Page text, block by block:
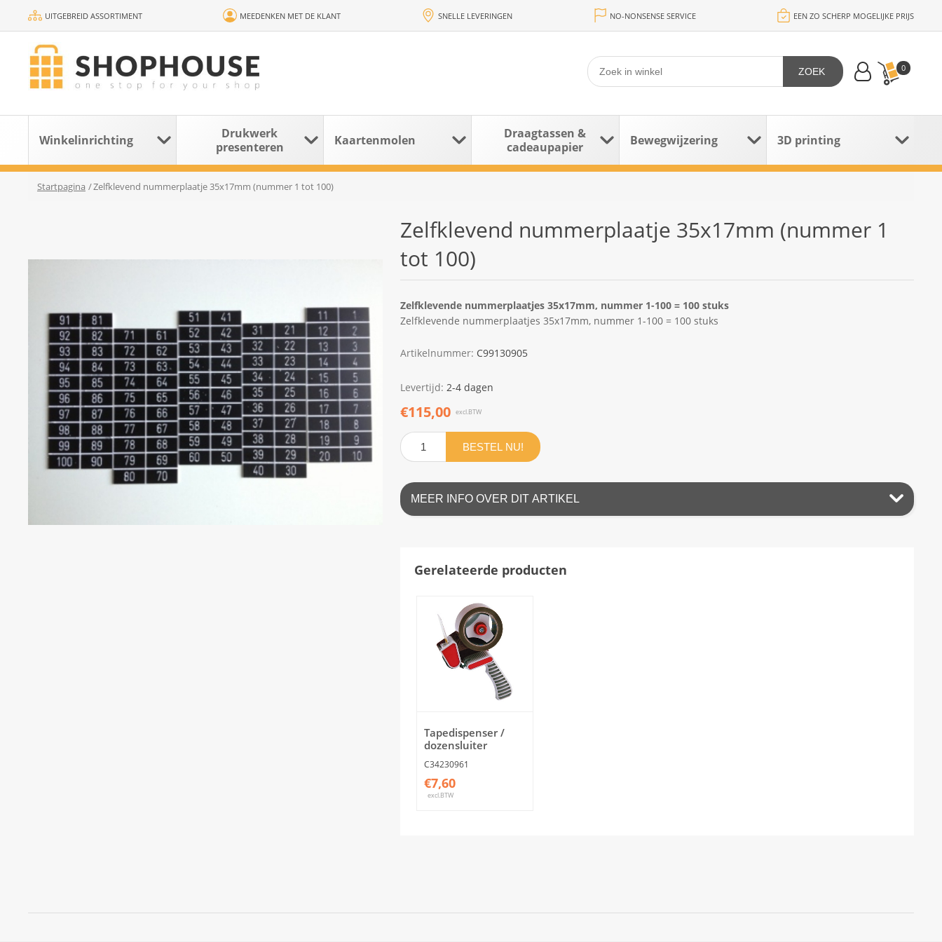
UITGEBREID ASSORTIMENT MEEDENKEN MET DE KLANT SNELLE LEVERINGEN NO-NONSENSE SERVICE EEN ZO SCHERP MOGELIJKE PRIJS
0
ZOEK
Winkelinrichting
Drukwerk
presenteren
Kaartenmolen
Draagtassen &
cadeaupapier
Bewegwijzering 3D printing
Startpagina /Zelfklevend nummerplaatje 35x17mm (nummer 1 tot 100)
Zelfklevend nummerplaatje 35x17mm (nummer 1
tot 100)
Zelfklevende nummerplaatjes 35x17mm, nummer 1-100 = 100 stuks
Zelfklevende nummerplaatjes 35x17mm, nummer 1-100 = 100 stuks
Artikelnummer: C99130905
Levertijd: 2-4 dagen
€115,00 excl.BTW
BESTEL NU!
MEER INFO OVER DIT ARTIKEL
Gerelateerde producten
Tapedispenser /
dozensluiter
C34230961
€7,60
excl.BTW